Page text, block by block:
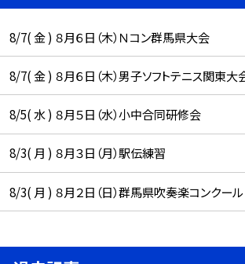
8/7( 金 ) ８月６日（木）Ｎコン群馬県大会
8/7( 金 ) ８月６日（木）男子ソフトテニス関東大
8/5( 水 ) ８月５日（水）小中合同研修会
8/3( 月 ) ８月３日（月）駅伝練習
8/3( 月 ) ８月２日（日）群馬県吹奏楽コンクール